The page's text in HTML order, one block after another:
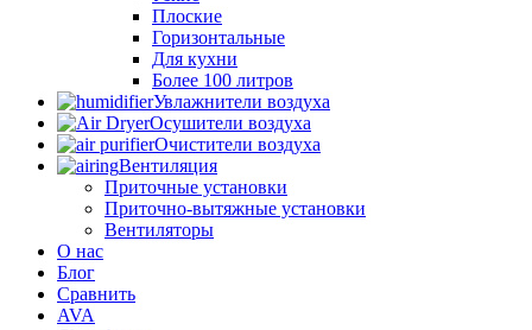
Плоские
Горизонтальные
Для кухни
Более 100 литров
Увлажнители воздуха
Осушители воздуха
Очистители воздуха
Вентиляция
Приточные установки
Приточно-вытяжные установки
Вентиляторы
О нас
Блог
Сравнить
AVA